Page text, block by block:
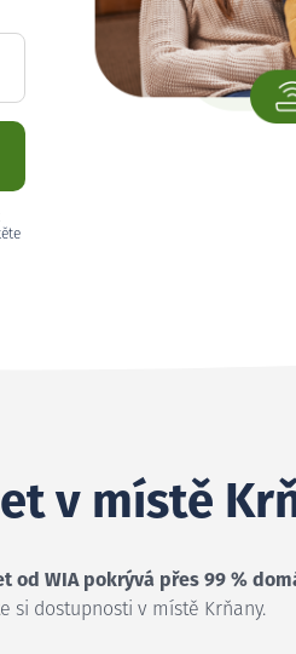
v místě
od WIA pokrývá přes 99 %
si dostupnosti v místě Krňany.